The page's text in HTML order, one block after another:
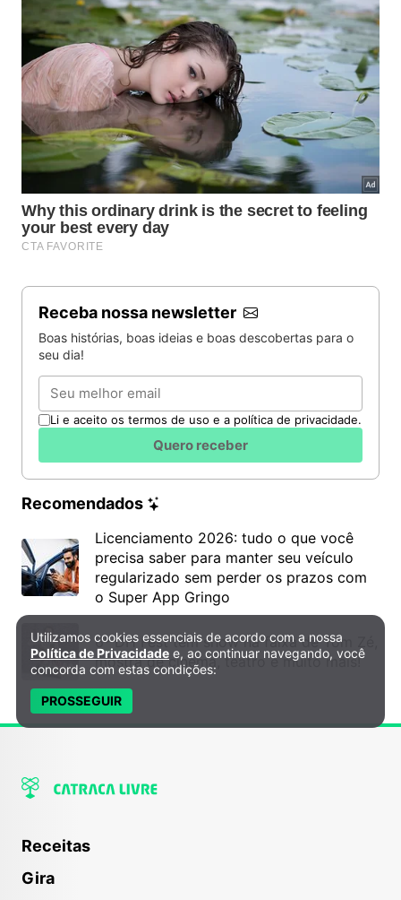
Receba nossa newsletter
Boas histórias, boas ideias e boas descobertas para o
seu dia!
Email
Li e aceito os termos de uso e a política de privacidade.
Quero receber
Recomendados
Licenciamento 2026: tudo o que você
precisa saber para manter seu veículo
regularizado sem perder os prazos com
o Super App Gringo
6º DH Fest tem show na faixa de Tom Zé,
mostra de cinema, teatro e muito mais!
Receitas
Gira
Política de Privacidade e Cookies
Utilizamos cookies essenciais de acordo com a nossa
Política de Privacidade e, ao continuar navegando, você
concorda com estas condições:
PROSSEGUIR